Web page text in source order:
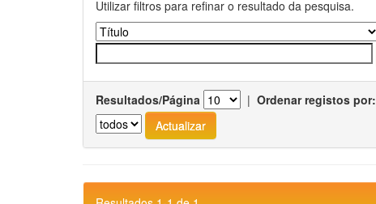
Utilizar filtros para refinar o resultado da pesquisa.
Resultados/Página | Ordenar registos por: